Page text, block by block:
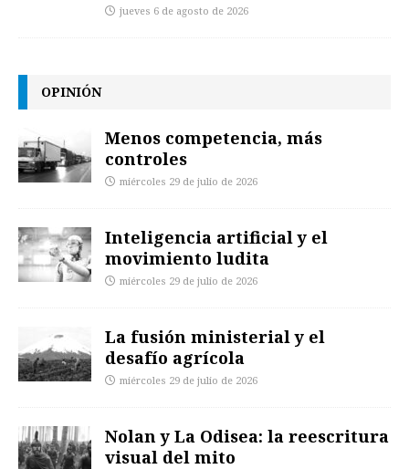
jueves 6 de agosto de 2026
OPINIÓN
Menos competencia, más
controles
miércoles 29 de julio de 2026
Inteligencia artificial y el
movimiento ludita
miércoles 29 de julio de 2026
La fusión ministerial y el
desafío agrícola
miércoles 29 de julio de 2026
Nolan y La Odisea: la reescritura
visual del mito